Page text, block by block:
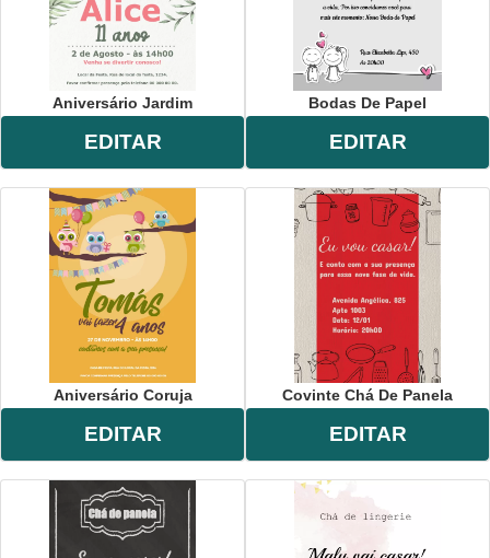
Aniversário Jardim
EDITAR
Bodas De Papel
EDITAR
Aniversário Coruja
EDITAR
Covinte Chá De Panela
EDITAR